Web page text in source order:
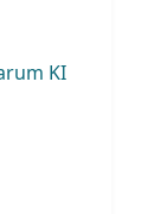
KI